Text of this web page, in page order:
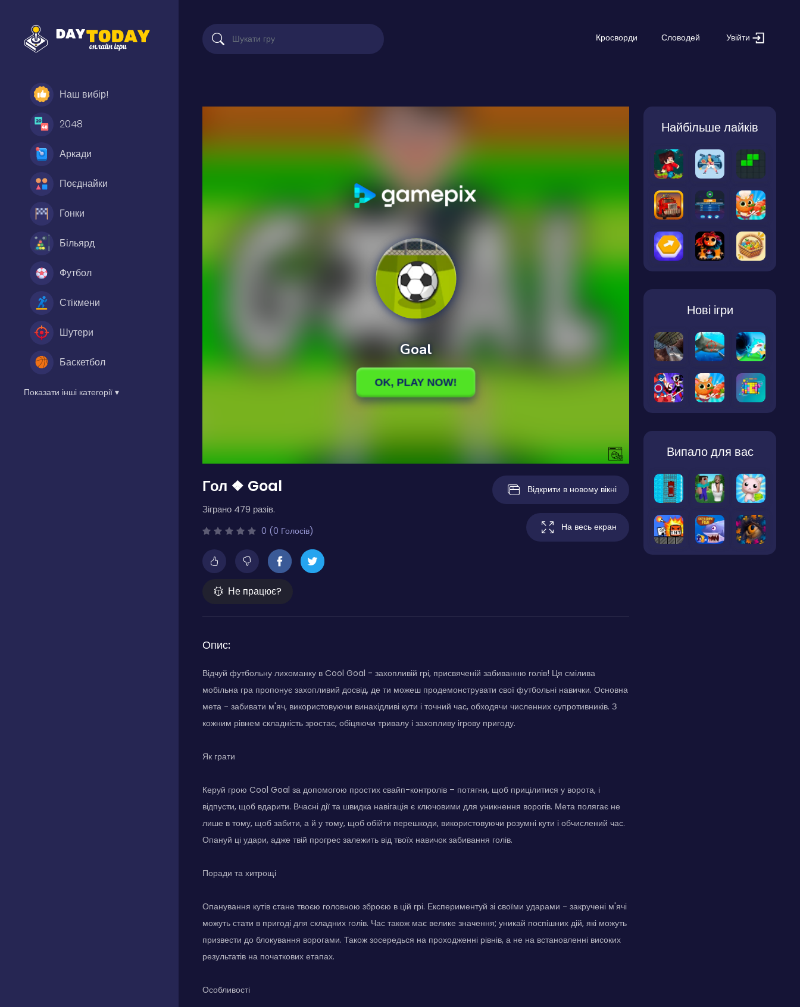
Наш вибір!
2048
Аркади
Поєднайки
Гонки
Більярд
Футбол
Стікмени
Шутери
Баскетбол
Показати інші категорії ▾
Кросворди Словодей Увійти
Гол ❖ Goal
Зіграно 479 разів.
0 (0 Голосів)
Не працює?
Відкрити в новому вікні
На весь екран
Опис:
Відчуй футбольну лихоманку в Cool Goal - захопливій грі, присвяченій забиванню голів! Ця смілива
мобільна гра пропонує захопливий досвід, де ти можеш продемонструвати свої футбольні навички. Основна
мета - забивати м'яч, використовуючи винахідливі кути і точний час, обходячи численних супротивників. З
кожним рівнем складність зростає, обіцяючи тривалу і захопливу ігрову пригоду.
Як грати
Керуй грою Cool Goal за допомогою простих свайп-контролів – потягни, щоб прицілитися у ворота, і
відпусти, щоб вдарити. Вчасні дії та швидка навігація є ключовими для уникнення ворогів. Мета полягає не
лише в тому, щоб забити, а й у тому, щоб обійти перешкоди, використовуючи розумні кути і обчислений час.
Опануй ці удари, адже твій прогрес залежить від твоїх навичок забивання голів.
Поради та хитрощі
Опанування кутів стане твоєю головною зброєю в цій грі. Експериментуй зі своїми ударами - закручені м'ячі
можуть стати в пригоді для складних голів. Час також має велике значення; уникай поспішних дій, які можуть
призвести до блокування ворогами. Також зосередься на проходженні рівнів, а не на встановленні високих
результатів на початкових етапах.
Особливості
Найбільше лайків
Нові ігри
Випало для вас